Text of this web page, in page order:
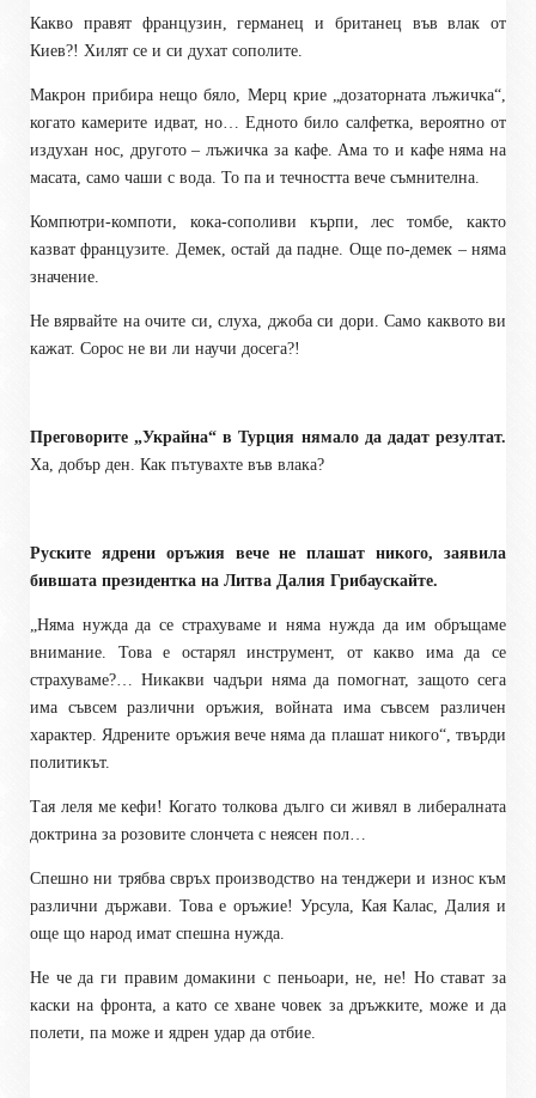
Какво правят французин, германец и британец във влак от
Киев?! Хилят се и си духат сополите.
Макрон прибира нещо бяло, Мерц крие „дозаторната лъжичка“,
когато камерите идват, но… Едното било салфетка, вероятно от
издухан нос, другото – лъжичка за кафе. Ама то и кафе няма на
масата, само чаши с вода. То па и течността вече съмнителна.
Компютри-компоти, кока-сополиви кърпи, лес томбе, както
казват французите. Демек, остай да падне. Още по-демек – няма
значение.
Не вярвайте на очите си, слуха, джоба си дори. Само каквото ви
кажат. Сорос не ви ли научи досега?!
Преговорите „Украйна“ в Турция нямало да дадат резултат.
Ха, добър ден. Как пътувахте във влака?
Руските ядрени оръжия вече не плашат никого, заявила
бившата президентка на Литва Далия Грибаускайте.
„Няма нужда да се страхуваме и няма нужда да им обръщаме
внимание. Това е остарял инструмент, от какво има да се
страхуваме?… Никакви чадъри няма да помогнат, защото сега
има съвсем различни оръжия, войната има съвсем различен
характер. Ядрените оръжия вече няма да плашат никого“, твърди
политикът.
Тая леля ме кефи! Когато толкова дълго си живял в либералната
доктрина за розовите слончета с неясен пол…
Спешно ни трябва свръх производство на тенджери и износ към
различни държави. Това е оръжие! Урсула, Кая Калас, Далия и
още що народ имат спешна нужда.
Не че да ги правим домакини с пеньоари, не, не! Но стават за
каски на фронта, а като се хване човек за дръжките, може и да
полети, па може и ядрен удар да отбие.